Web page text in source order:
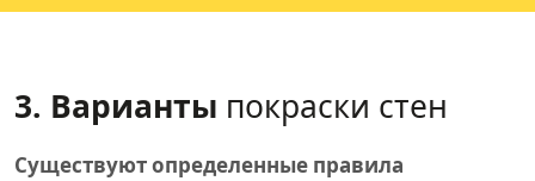
3. Варианты покраски стен
Существуют определенные правила